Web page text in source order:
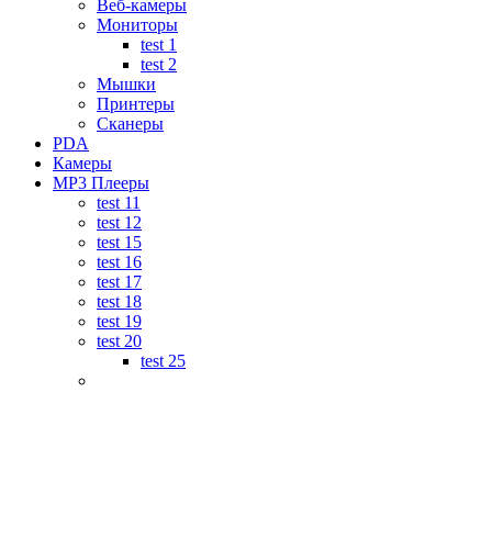
Веб-камеры
Мониторы
test 1
test 2
Мышки
Принтеры
Сканеры
PDA
Камеры
MP3 Плееры
test 11
test 12
test 15
test 16
test 17
test 18
test 19
test 20
test 25